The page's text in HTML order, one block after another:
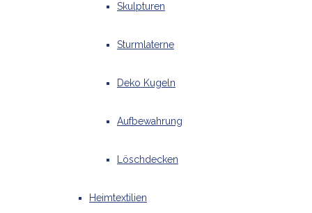
Skulpturen
Sturmlaterne
Deko Kugeln
Aufbewahrung
Löschdecken
Heimtextilien